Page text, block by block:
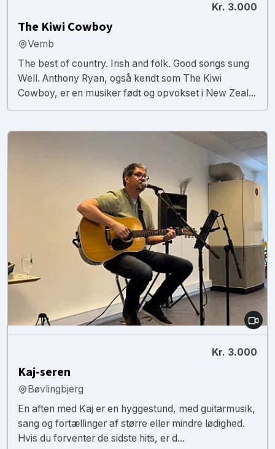
Kr. 3.000
The Kiwi Cowboy
Vemb
The best of country. Irish and folk. Good songs sung
Well. Anthony Ryan, også kendt som The Kiwi
Cowboy, er en musiker født og opvokset i New Zeal...
Kr. 3.000
Kaj-seren
Bøvlingbjerg
En aften med Kaj er en hyggestund, med guitarmusik,
sang og fortællinger af større eller mindre lødighed.
Hvis du forventer de sidste hits, er d...